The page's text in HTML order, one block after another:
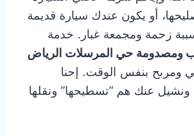
أو يكون عندك سيارة قديمة
زحمة ومجمعة غبار. خدمة
ومصدومة حي المرسلات الرياض
ومربح بنفس الوقت. إحنا
ونشيل عنك هم “تسطيحها” ونقلها